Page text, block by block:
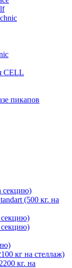
CELL
пикапов
секцию)
(500 кг. на
секцию)
секцию)
кг на стеллаж)
кг. на